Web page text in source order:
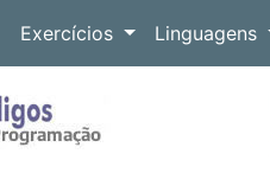
Exercícios Linguagens